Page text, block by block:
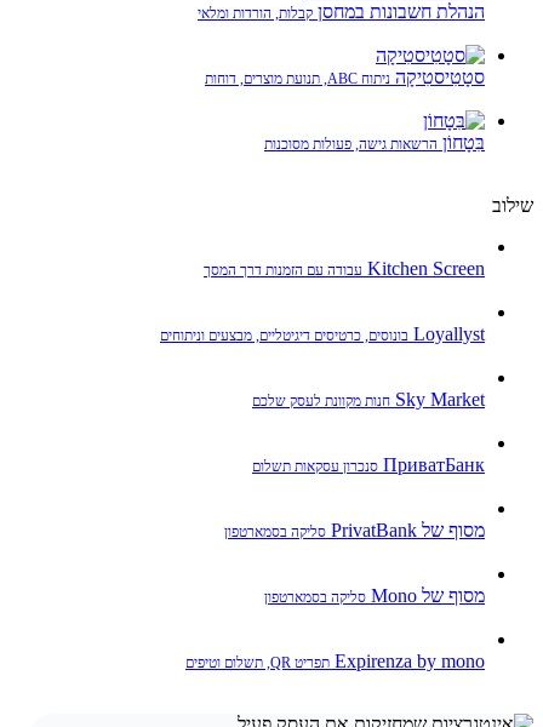
הנהלת חשבונות במחסן קבלות, הורדות ומלאי
סטָטִיסטִיקָה ניתוח ABC, תנועת מוצרים, דוחות
בִּטָחוֹן הרשאות גישה, פעולות מסוכנות
שילוב
Kitchen Screen עבודה עם הזמנות דרך המסך
Loyallyst בונוסים, כרטיסים דיגיטליים, מבצעים וניתוחים
Sky Market חנות מקוונת לעסק שלכם
ПриватБанк סנכרון עסקאות תשלום
מסוף של PrivatBank סליקה בסמארטפון
מסוף של Mono סליקה בסמארטפון
Expirenza by mono תפריט QR, תשלום וטיפים